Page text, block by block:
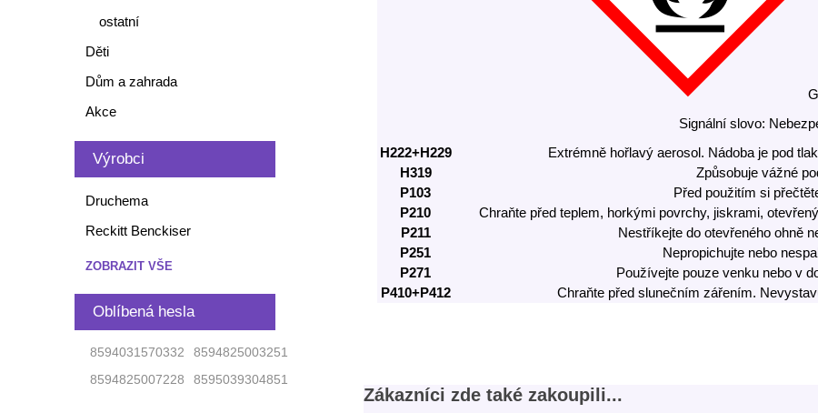
Signální slovo:
H222+H229
Extrémně hořlavý aerosol. Nádoba je pod
H319
Způsobuje vážné
P103
Před použitím si
P210
Chraňte před teplem, horkými povrchy, jiskrami,
P211
Nestříkejte do otevřeného ohně
P251
Nepropichujte nebo
P271
Používejte pouze venku nebo v
P410+P412
Chraňte před slunečním zářením.
Zákazníci zde také zakoupili...
ostatní
Děti
Dům a zahrada
Akce
Výrobci
Druchema
Reckitt Benckiser
ZOBRAZIT VŠE
Oblíbená hesla
8594031570332
8594825003251
8594825007228
8595039304851